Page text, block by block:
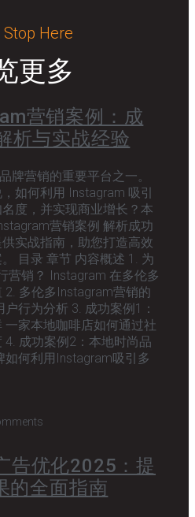
Stop Here
更多
营销案例：成
析与实战经验
牌营销的重要平台之一。
如何利用 Instagram 吸引
度，并实现商业增长？本
营销案例 解析成功
实战指南，助您打造高效
目录 章节 内容概述 1. 为
营销？ Instagram 在多伦多
多伦多Instagram营销的
行为分析 3. 成功案例1：
一家本地咖啡店如何通过社
4. 成功案例2：本地时尚品
如何利用Instagram吸引多
告优化2025：提
的全面指南